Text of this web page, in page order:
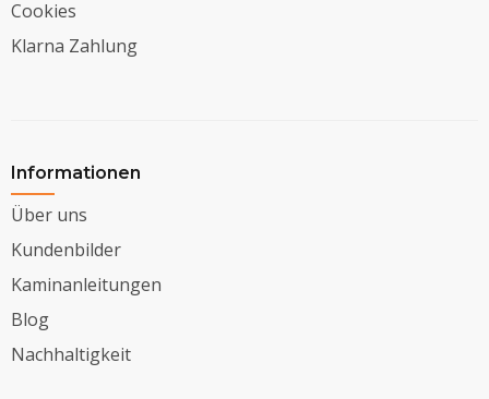
Cookies
Klarna Zahlung
Informationen
Über uns
Kundenbilder
Kaminanleitungen
Blog
Nachhaltigkeit